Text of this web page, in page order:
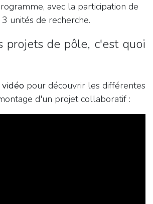
avec la participation de
unités de recherche.
projets de pôle, c'est quoi
vidéo pour découvrir les différentes
d'un projet collaboratif :